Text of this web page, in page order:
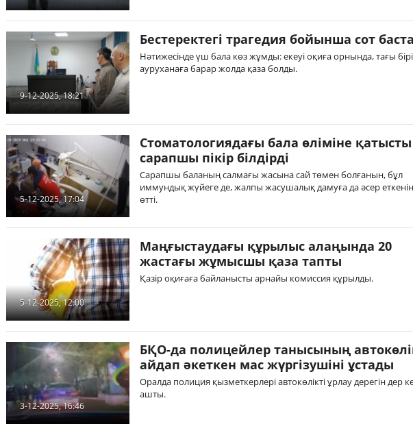
9-12-2025, 18:21
Бестеректегі трагедия бойынша сот
Нәтижесінде үш бала көз жұмды: екеуі оқиға орнында, тағы бірі
ауруханаға барар жолда қаза болды.
5-12-2025, 17:04
Стоматологиядағы бала өліміне қатысты
сарапшы пікір білдірді
Сарапшы баланың салмағы жасына сай төмен болғанын, бұл
иммундық жүйеге де, жалпы жасушалық дамуға да әсер
өтті.
5-12-2025, 12:00
Маңғыстаудағы құрылыс алаңында 20
жастағы жұмысшы қаза тапты
Қазір оқиғаға байланысты арнайы комиссия құрылды.
3-12-2025, 16:46
БҚО-да полицейлер танысының
айдап әкеткен мас жүргізушіні ұстады
Оралда полиция қызметкерлері автокөлікті ұрлау дерегін дер
ашты.